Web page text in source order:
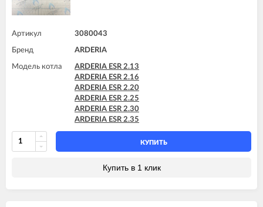
Артикул 3080043
Бренд ARDERIA
Модель котла
ARDERIA ESR 2.13
ARDERIA ESR 2.16
ARDERIA ESR 2.20
ARDERIA ESR 2.25
ARDERIA ESR 2.30
ARDERIA ESR 2.35
КУПИТЬ
Купить в 1 клик